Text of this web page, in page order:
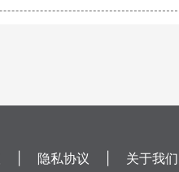
隐私协议 关于我们